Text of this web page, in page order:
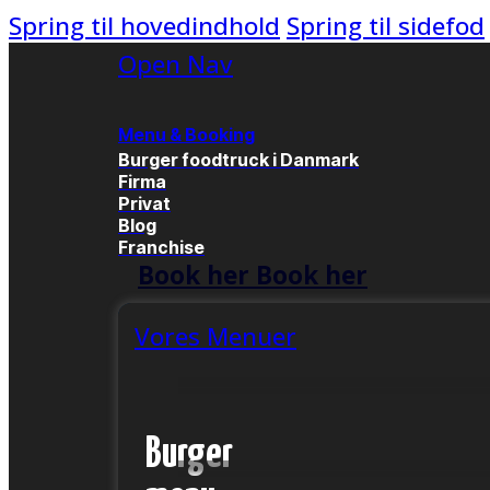
Spring til hovedindhold Spring til sidefod
Open Nav
Menu & Booking
Burger foodtruck i Danmark
Firma
Privat
Blog
Franchise
Book her Book her
Vores Menuer
Burger